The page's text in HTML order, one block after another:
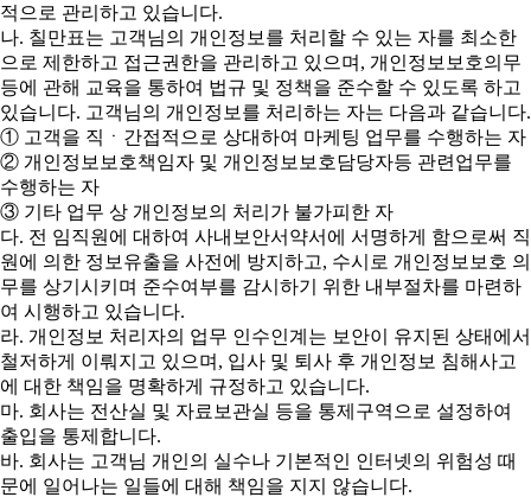
적으로 관리하고 있습니다.
나. 칠만표는 고객님의 개인정보를 처리할 수 있는 자를 최소한
으로 제한하고 접근권한을 관리하고 있으며, 개인정보보호의무
등에 관해 교육을 통하여 법규 및 정책을 준수할 수 있도록 하고
있습니다. 고객님의 개인정보를 처리하는 자는 다음과 같습니다.
① 고객을 직ㆍ간접적으로 상대하여 마케팅 업무를 수행하는 자
② 개인정보보호책임자 및 개인정보보호담당자등 관련업무를
수행하는 자
③ 기타 업무 상 개인정보의 처리가 불가피한 자
다. 전 임직원에 대하여 사내보안서약서에 서명하게 함으로써 직
원에 의한 정보유출을 사전에 방지하고, 수시로 개인정보보호 의
무를 상기시키며 준수여부를 감시하기 위한 내부절차를 마련하
여 시행하고 있습니다.
라. 개인정보 처리자의 업무 인수인계는 보안이 유지된 상태에서
철저하게 이뤄지고 있으며, 입사 및 퇴사 후 개인정보 침해사고
에 대한 책임을 명확하게 규정하고 있습니다.
마. 회사는 전산실 및 자료보관실 등을 통제구역으로 설정하여
출입을 통제합니다.
바. 회사는 고객님 개인의 실수나 기본적인 인터넷의 위험성 때
문에 일어나는 일들에 대해 책임을 지지 않습니다.